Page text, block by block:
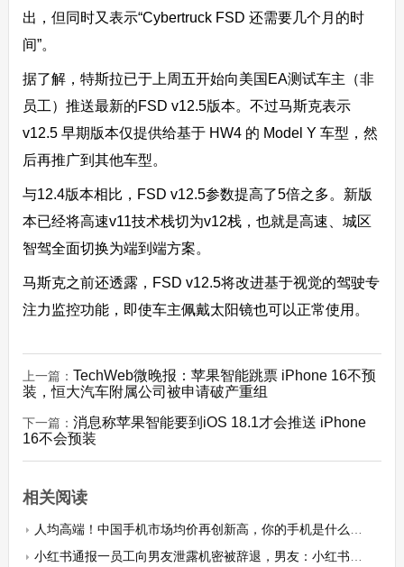
出，但同时又表示“Cybertruck FSD 还需要几个月的时
间”。
据了解，特斯拉已于上周五开始向美国EA测试车主（非
员工）推送最新的FSD v12.5版本。不过马斯克表示
v12.5 早期版本仅提供给基于 HW4 的 Model Y 车型，然
后再推广到其他车型。
与12.4版本相比，FSD v12.5参数提高了5倍之多。新版
本已经将高速v11技术栈切为v12栈，也就是高速、城区
智驾全面切换为端到端方案。
马斯克之前还透露，FSD v12.5将改进基于视觉的驾驶专
注力监控功能，即使车主佩戴太阳镜也可以正常使用。
上一篇： TechWeb微晚报：苹果智能跳票 iPhone 16不预
装，恒大汽车附属公司被申请破产重组
下一篇： 消息称苹果智能要到iOS 18.1才会推送 iPhone
16不会预装
相关阅读
人均高端！中国手机市场均价再创新高，你的手机是什么水平？
小红书通报一员工向男友泄露机密被辞退，男友：小红书CEO曾邀我加盟